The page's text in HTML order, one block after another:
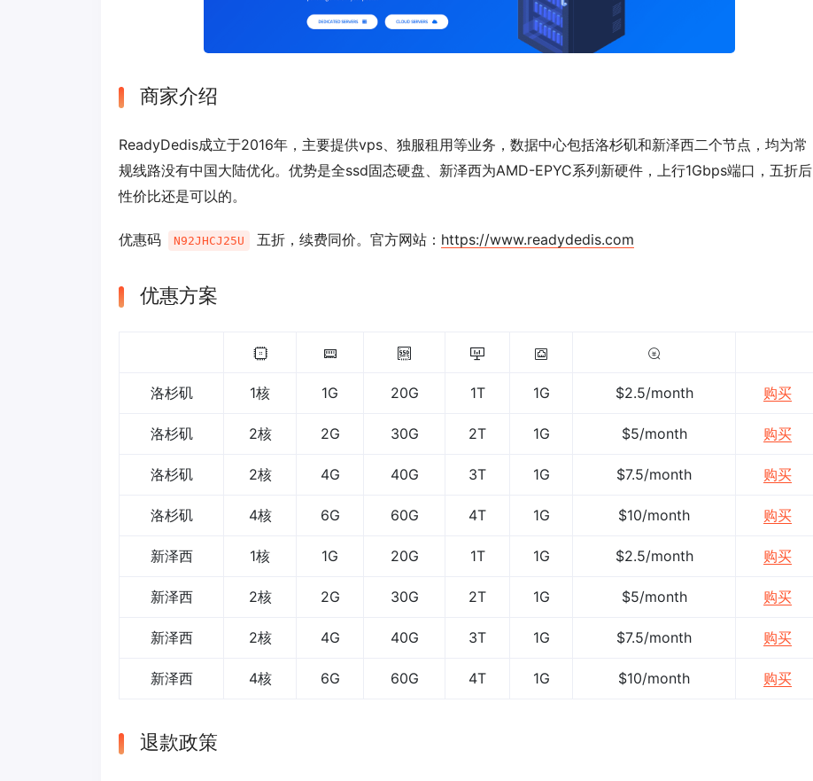
商家介绍
ReadyDedis成立于2016年，主要提供vps、独服租用等业务，数据中心包括洛杉矶和新泽西二个节点，均为常
规线路没有中国大陆优化。优势是全ssd固态硬盘、新泽西为AMD-EPYC系列新硬件，上行1Gbps端口，五折后
性价比还是可以的。
优惠码 N92JHCJ25U 五折，续费同价。官方网站： https://www.readydedis.com
优惠方案
洛杉矶 1核 1G 20G 1T 1G $2.5/month 购买
洛杉矶 2核 2G 30G 2T 1G $5/month 购买
洛杉矶 2核 4G 40G 3T 1G $7.5/month 购买
洛杉矶 4核 6G 60G 4T 1G $10/month 购买
新泽西 1核 1G 20G 1T 1G $2.5/month 购买
新泽西 2核 2G 30G 2T 1G $5/month 购买
新泽西 2核 4G 40G 3T 1G $7.5/month 购买
新泽西 4核 6G 60G 4T 1G $10/month 购买
退款政策